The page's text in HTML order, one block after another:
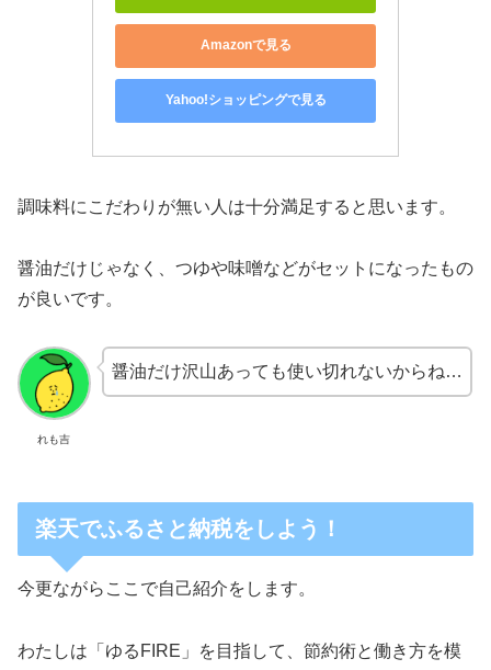
Amazonで見る
Yahoo!ショッピングで見る
調味料にこだわりが無い人は十分満足すると思います。
醤油だけじゃなく、つゆや味噌などがセットになったもの
が良いです。
れも吉
醤油だけ沢山あっても使い切れないからね…
楽天でふるさと納税をしよう！
今更ながらここで自己紹介をします。
わたしは「ゆるFIRE」を目指して、節約術と働き方を模